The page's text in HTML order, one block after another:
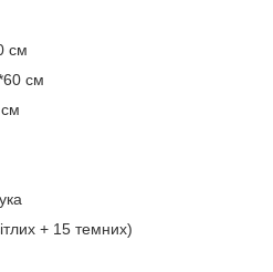
см
см
+ 15 темних)